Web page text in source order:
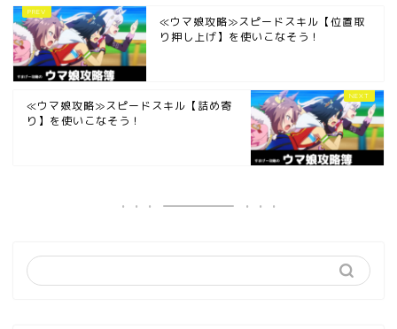
≪ウマ娘攻略≫スピードスキル【位置取
り押し上げ】を使いこなそう！
≪ウマ娘攻略≫スピードスキル【詰め寄
り】を使いこなそう！